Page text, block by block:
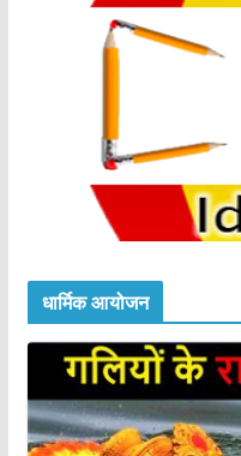
धार्मिक आयोजन